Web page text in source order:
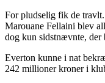
For pludselig fik de
Marouane Fellaini blev
dog kun sidstnævnte, der
Everton kunne i nat
242 millioner kroner i